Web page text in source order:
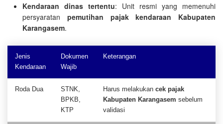
Kendaraan dinas tertentu: Unit resmi yang memenuhi
persyaratan pemutihan pajak kendaraan Kabupaten
Karangasem.
Jenis
Kendaraan
Dokumen
Wajib
Keterangan
Roda Dua
STNK,
BPKB,
KTP
Harus melakukan cek pajak
Kabupaten Karangasem sebelum
validasi